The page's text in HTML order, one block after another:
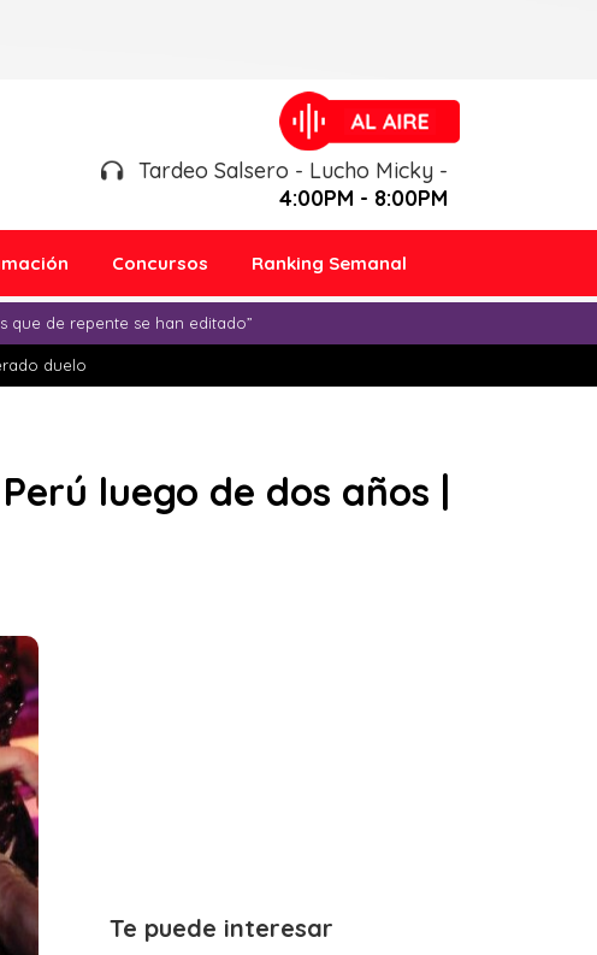
Tardeo Salsero - Lucho Micky -
4:00PM - 8:00PM
Concursos Ranking Semanal
que de repente se han editado”
duelo
luego de dos años |
Te puede interesar